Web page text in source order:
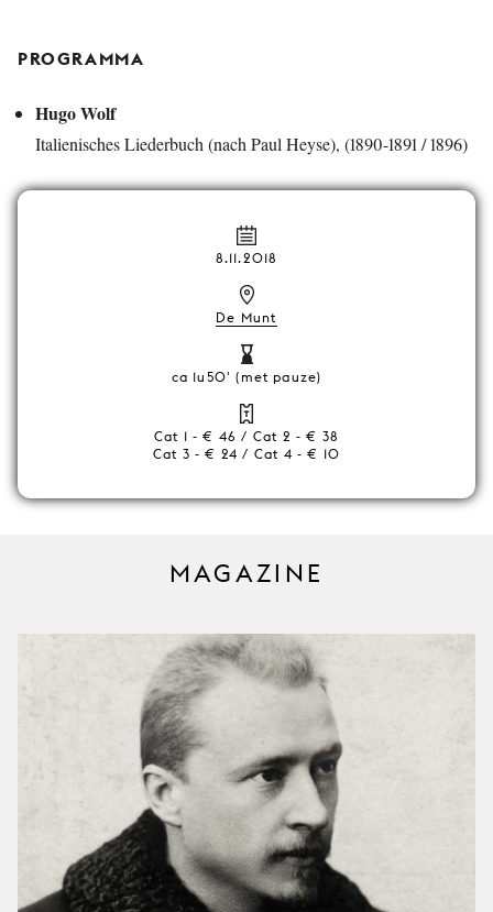
PROGRAMMA
Hugo Wolf
Italienisches Liederbuch (nach Paul Heyse), (1890-1891 / 1896)
8.11.2018
De Munt
ca 1u50' (met pauze)
Cat 1 - € 46 / Cat 2 - € 38
Cat 3 - € 24 / Cat 4 - € 10
MAGAZINE